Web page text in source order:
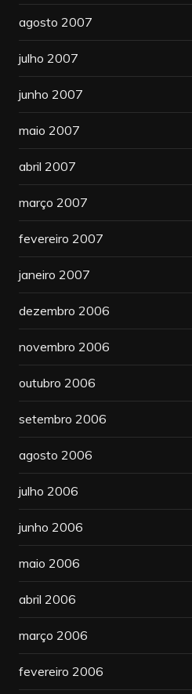
agosto 2007
julho 2007
junho 2007
maio 2007
abril 2007
março 2007
fevereiro 2007
janeiro 2007
dezembro 2006
novembro 2006
outubro 2006
setembro 2006
agosto 2006
julho 2006
junho 2006
maio 2006
abril 2006
março 2006
fevereiro 2006